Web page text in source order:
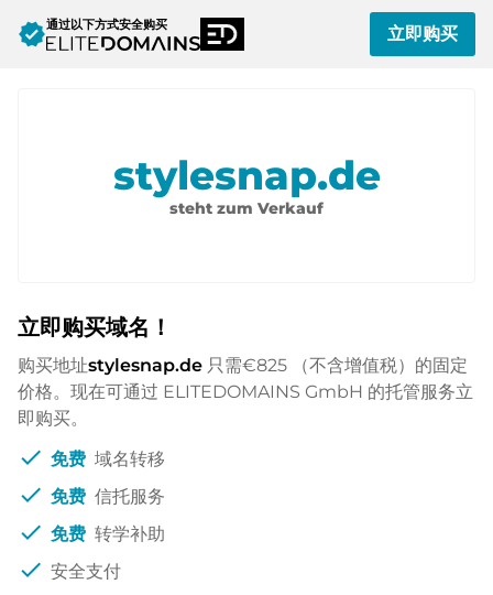
verified通过以下方式安全购买 立即购买
stylesnap.de
steht zum Verkauf
立即购买域名！
购买地址stylesnap.de 只需€825
（不含增值税）的固定
价格。现在可通过 ELITEDOMAINS GmbH 的托管服务立
即购买。
check 免费 域名转移
check 免费 信托服务
check 免费 转学补助
check 安全支付